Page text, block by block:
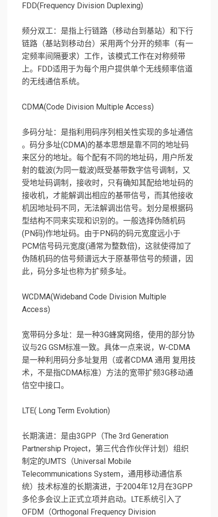
FDD(Frequency Division Duplexing)
频分双工：是指上行链路（移动台到基站）和下行
链路（基站到移动台）采用两个分开的频率（有一
定频率间隔要求）工作，该模式工作在对称频带
上。FDD适用于为每个用户提供单个无线频率信道
的无线通信系统。
CDMA(Code Division Multiple Access)
多码分址：是指利用码序列相关性实现的多址通信
。码分多址(CDMA)的基本思想是靠不同的地址码
来区分的地址。每个配有不同的地址码，用户所发
射的载波(为同一载波)既受基带数字信号调制，又
受地址码调制，接收时，只有确知其配给地址码的
接收机，才能解调出相应的基带信号，而其他接收
机因地址码不同，无法解调出信号。划分是根据码
型结构不同来实现和识别的。一般选择伪随机码
(PN码)作地址码。由于PN码的码元宽度远小于
PCM信号码元宽度(通常为整数倍)，这就使得加了
伪随机码的信号频谱远大于原基带信号的频谱，因
此，码分多址也称为扩频多址。
WCDMA(Wideband Code Division Multiple
Access)
宽带码分多址：是一种3G蜂窝网络，使用的部分协
议与2G GSM标准一致。具体一点来说，W-CDMA
是一种利用码分多址复用（或者CDMA 通用 复用技
术，不是指CDMA标准）方法的宽带扩频3G移动通
信空中接口。
LTE( Long Term Evolution)
长期演进：是由3GPP（The 3rd Generation
Partnership Project，第三代合作伙伴计划）组织
制定的UMTS（Universal Mobile
Telecommunications System，通用移动通信系
统）技术标准的长期演进，于2004年12月在3GPP
多伦多会议上正式立项并启动。LTE系统引入了
OFDM（Orthogonal Frequency Division